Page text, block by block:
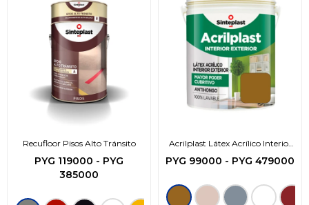
Recufloor Pisos Alto Tránsito
PYG 119000 - PYG
385000
Acrilplast Látex Acrílico Interior
Exterior
PYG 99000 - PYG 479000